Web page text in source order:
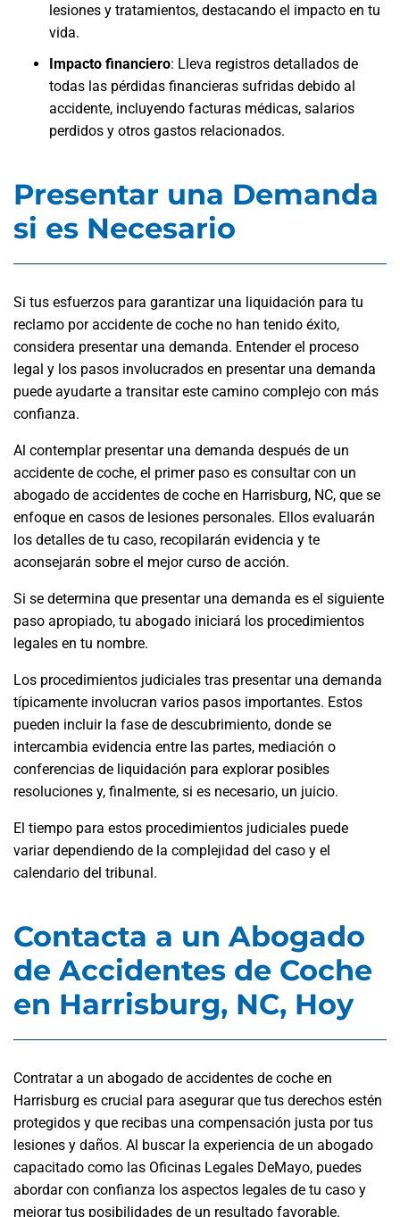
lesiones y tratamientos, destacando el impacto en tu
vida.
Impacto financiero: Lleva registros detallados de
todas las pérdidas financieras sufridas debido al
accidente, incluyendo facturas médicas, salarios
perdidos y otros gastos relacionados.
Presentar una Demanda
si es Necesario
Si tus esfuerzos para garantizar una liquidación para tu
reclamo por accidente de coche no han tenido éxito,
considera presentar una demanda. Entender el proceso
legal y los pasos involucrados en presentar una demanda
puede ayudarte a transitar este camino complejo con más
confianza.
Al contemplar presentar una demanda después de un
accidente de coche, el primer paso es consultar con un
abogado de accidentes de coche en Harrisburg, NC, que se
enfoque en casos de lesiones personales. Ellos evaluarán
los detalles de tu caso, recopilarán evidencia y te
aconsejarán sobre el mejor curso de acción.
Si se determina que presentar una demanda es el siguiente
paso apropiado, tu abogado iniciará los procedimientos
legales en tu nombre.
Los procedimientos judiciales tras presentar una demanda
típicamente involucran varios pasos importantes. Estos
pueden incluir la fase de descubrimiento, donde se
intercambia evidencia entre las partes, mediación o
conferencias de liquidación para explorar posibles
resoluciones y, finalmente, si es necesario, un juicio.
El tiempo para estos procedimientos judiciales puede
variar dependiendo de la complejidad del caso y el
calendario del tribunal.
Contacta a un Abogado
de Accidentes de Coche
en Harrisburg, NC, Hoy
Contratar a un abogado de accidentes de coche en
Harrisburg es crucial para asegurar que tus derechos estén
protegidos y que recibas una compensación justa por tus
lesiones y daños. Al buscar la experiencia de un abogado
capacitado como las Oficinas Legales DeMayo, puedes
abordar con confianza los aspectos legales de tu caso y
mejorar tus posibilidades de un resultado favorable.